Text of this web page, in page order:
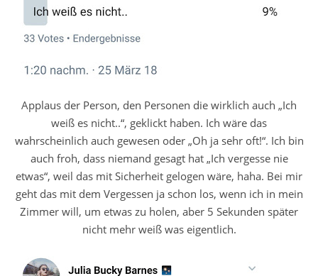
Applaus der Person, den Personen die wirklich auch „Ich
weiß es nicht..“, geklickt haben. Ich wäre das
wahrscheinlich auch gewesen oder „Oh ja sehr oft!“. Ich bin
auch froh, dass niemand gesagt hat „Ich vergesse nie
etwas“, weil das mit Sicherheit gelogen wäre, haha. Bei mir
geht das mit dem Vergessen ja schon los, wenn ich in mein
Zimmer will, um etwas zu holen, aber 5 Sekunden später
nicht mehr weiß was eigentlich.